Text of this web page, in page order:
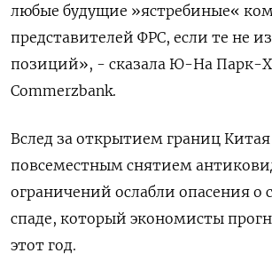
любые будущие »ястребиные«
представителей ФРС, если те не
позиций», - сказала Ю-На Парк-
Commerzbank.
Вслед за открытием границ
повсеместным снятием
ограничений ослабли опасения о
спаде, который экономисты
этот год.